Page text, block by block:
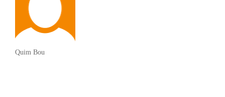
Quim Bou